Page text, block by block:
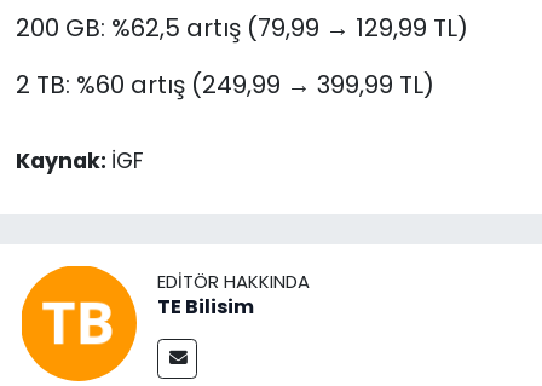
200 GB: %62,5 artış (79,99 → 129,99 TL)
2 TB: %60 artış (249,99 → 399,99 TL)
Kaynak: İGF
EDITÖR HAKKINDA
TE Bilisim